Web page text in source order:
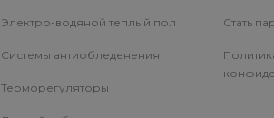
Электро-водяной теплый пол
Системы антиобледенения
Терморегуляторы
Стать